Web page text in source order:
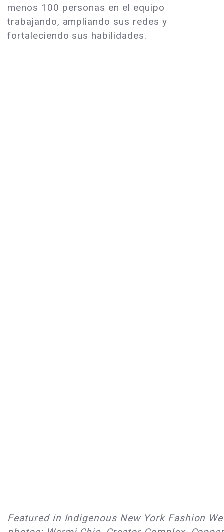
menos 100 personas en el equipo
trabajando, ampliando sus redes y
fortaleciendo sus habilidades.
Featured in Indigenous New York Fashion